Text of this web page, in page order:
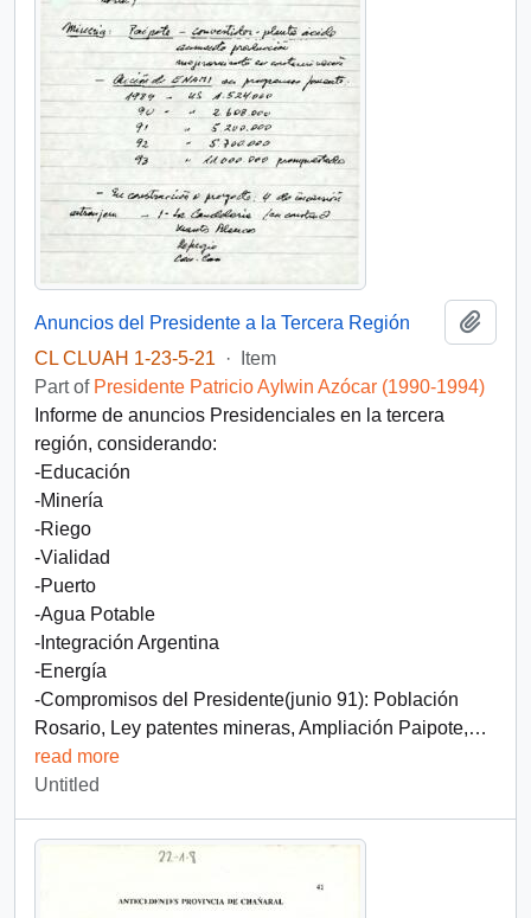
Anuncios del Presidente a la Tercera Región
CL CLUAH 1-23-5-21
·
Item
Part of Presidente Patricio Aylwin Azócar (1990-1994)
Informe de anuncios Presidenciales en la tercera
región, considerando:
-Educación
-Minería
-Riego
-Vialidad
-Puerto
-Agua Potable
-Integración Argentina
-Energía
-Compromisos del Presidente(junio 91): Población
Rosario, Ley patentes mineras, Ampliación Paipote,…
read more
Untitled